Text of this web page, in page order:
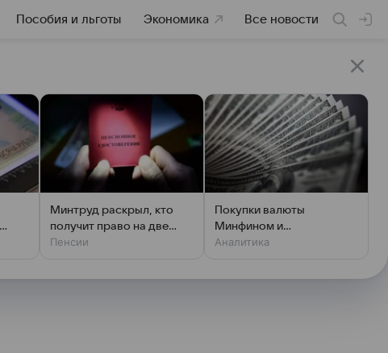
Пособия и льготы Экономика Все новости
Минтруд раскрыл, кто
получит право на две
пенсии
Пенсии
Покупки валюты
Минфином и
спекулянтами разогнали
Аналитика